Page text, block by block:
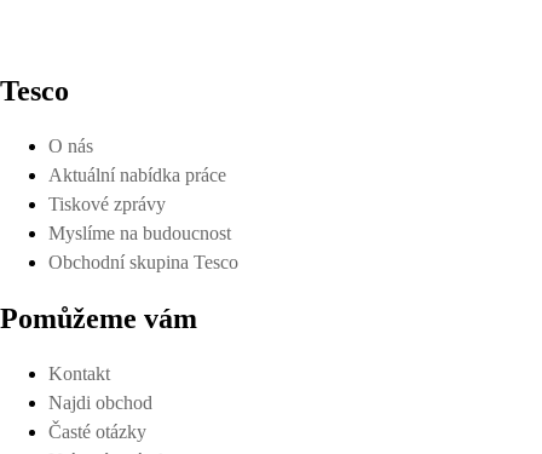
Tesco
O nás
Aktuální nabídka práce
Tiskové zprávy
Myslíme na budoucnost
Obchodní skupina Tesco
Pomůžeme vám
Kontakt
Najdi obchod
Časté otázky